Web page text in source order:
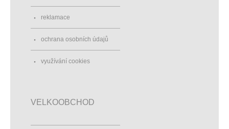
reklamace
ochrana osobních údajů
využívání cookies
VELKOOBCHOD